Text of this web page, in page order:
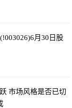
月30日股
市场风格是否已切